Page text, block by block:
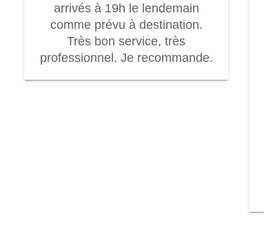
arrivés à 19h le lendemain
comme prévu à destination.
Très bon service, très
professionnel. Je recommande.